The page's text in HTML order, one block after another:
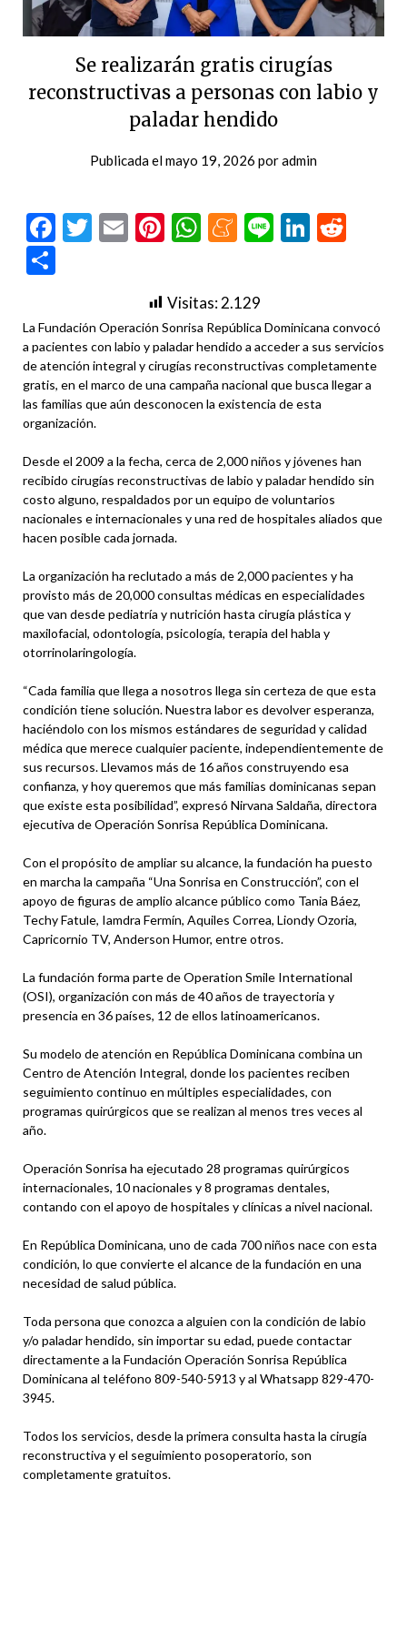
Se realizarán gratis cirugías
reconstructivas a personas con labio y
paladar hendido
Publicada elmayo 19, 2026 poradmin
Facebook
Twitter
EmailPinterest
WhatsApp
Meneame
Line
Visitas:2.129
La Fundación Operación Sonrisa República Dominicana convocó
a pacientes con labio y paladar hendido a acceder a sus servicios
de atención integral y cirugías reconstructivas completamente
gratis, en el marco de una campaña nacional que busca llegar a
las familias que aún desconocen la existencia de esta
organización.
Desde el 2009 a la fecha, cerca de 2,000 niños y jóvenes han
recibido cirugías reconstructivas de labio y paladar hendido sin
costo alguno, respaldados por un equipo de voluntarios
nacionales e internacionales y una red de hospitales aliados que
hacen posible cada jornada.
La organización ha reclutado a más de 2,000 pacientes y ha
provisto más de 20,000 consultas médicas en especialidades
que van desde pediatría y nutrición hasta cirugía plástica y
maxilofacial, odontología, psicología, terapia del habla y
otorrinolaringología.
“Cada familia que llega a nosotros llega sin certeza de que esta
condición tiene solución. Nuestra labor es devolver esperanza,
haciéndolo con los mismos estándares de seguridad y calidad
médica que merece cualquier paciente, independientemente de
sus recursos. Llevamos más de 16 años construyendo esa
confianza, y hoy queremos que más familias dominicanas sepan
que existe esta posibilidad”, expresó Nirvana Saldaña, directora
ejecutiva de Operación Sonrisa República Dominicana.
Con el propósito de ampliar su alcance, la fundación ha puesto
en marcha la campaña “Una Sonrisa en Construcción”, con el
apoyo de figuras de amplio alcance público como Tania Báez,
Techy Fatule, Iamdra Fermín, Aquiles Correa, Liondy Ozoria,
Capricornio TV, Anderson Humor, entre otros.
La fundación forma parte de Operation Smile International
(OSI), organización con más de 40 años de trayectoria y
presencia en 36 países, 12 de ellos latinoamericanos.
Su modelo de atención en República Dominicana combina un
Centro de Atención Integral, donde los pacientes reciben
seguimiento continuo en múltiples especialidades, con
programas quirúrgicos que se realizan al menos tres veces al
año.
Operación Sonrisa ha ejecutado 28 programas quirúrgicos
internacionales, 10 nacionales y 8 programas dentales,
contando con el apoyo de hospitales y clínicas a nivel nacional.
En República Dominicana, uno de cada 700 niños nace con esta
condición, lo que convierte el alcance de la fundación en una
necesidad de salud pública.
Toda persona que conozca a alguien con la condición de labio
y/o paladar hendido, sin importar su edad, puede contactar
directamente a la Fundación Operación Sonrisa República
Dominicana al teléfono 809-540-5913 y al Whatsapp 829-470-
3945.
Todos los servicios, desde la primera consulta hasta la cirugía
reconstructiva y el seguimiento posoperatorio, son
completamente gratuitos.